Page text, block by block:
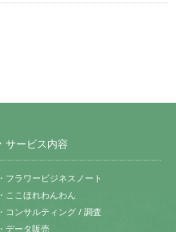
サービス内容
・フラワービジネスノート
・ここほれわんわん
・コンサルティング / 調査
・データ販売